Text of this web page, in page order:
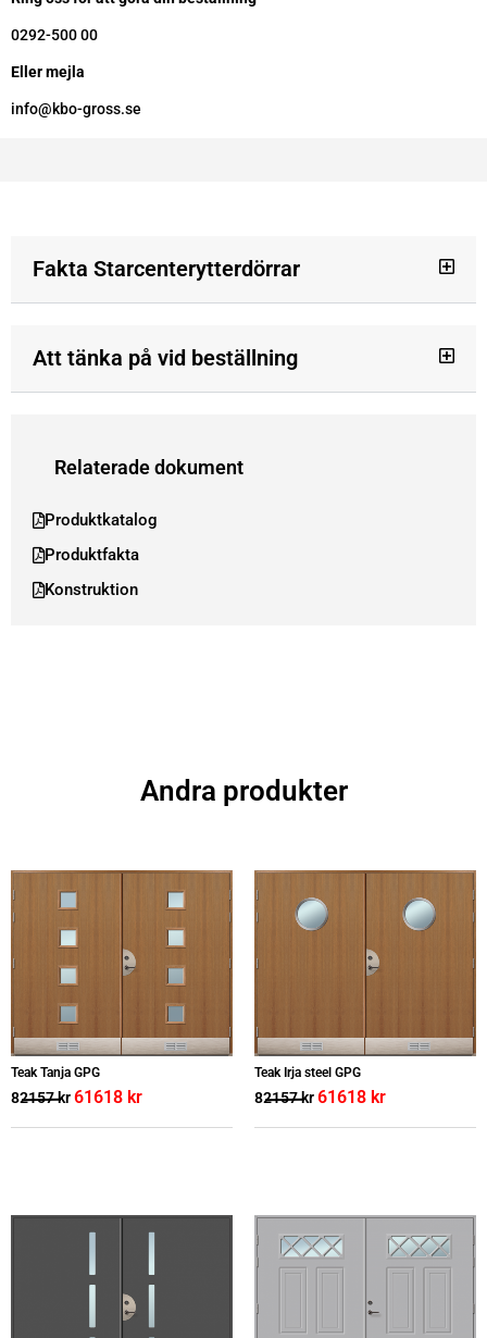
0292-500 00
Eller mejla
info@kbo-gross.se
Fakta Starcenterytterdörrar
Att tänka på vid beställning
Relaterade dokument
Produktkatalog
Produktfakta
Konstruktion
Andra produkter
Teak Tanja GPG
82157kr61618 kr
Teak Irja steel GPG
82157kr61618 kr